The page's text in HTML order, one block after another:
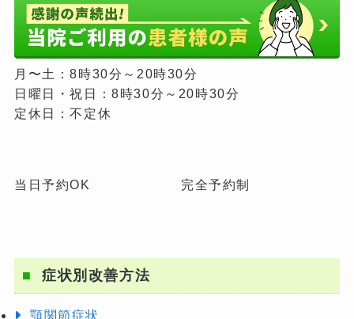
月〜土：8時30分～20時30分
日曜日・祝日：8時30分～20時30分
定休日：不定休
当日予約OK 完全予約制
症状別改善方法
顎関節症状